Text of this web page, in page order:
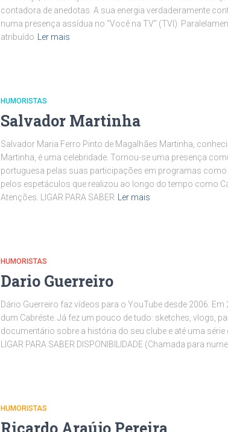
contadora de anedotas. A sua energia verdadeiramente
numa presença assídua no “Você na TV” (TVI).
atribuído
Ler mais
HUMORISTAS
Salvador Martinha
Salvador Maria Ferro Pinto de Magalhães Martinha,
Martinha, é uma celebridade. Tornou-se uma presença
portuguesa pelas suas participações em programas como
pelos espetáculos que realizou ao longo do tempo como
Atenções. LIGAR PARA SABER
Ler mais
HUMORISTAS
Dario Guerreiro
Dário Guerreiro faz vídeos para o YouTube desde 2006.
dum Cabréste. Já fez um pouco de tudo: sketches, vlogs,
documentário sobre a história do seu clube e até uma série
LIGAR PARA SABER DISPONIBILIDADE (Chamada para
HUMORISTAS